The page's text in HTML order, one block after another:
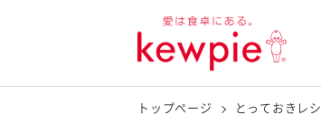
トップページ とっておきレ